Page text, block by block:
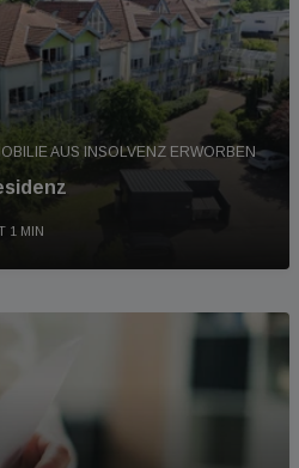
AUS INSOLVENZ ERWORBEN
1 MIN